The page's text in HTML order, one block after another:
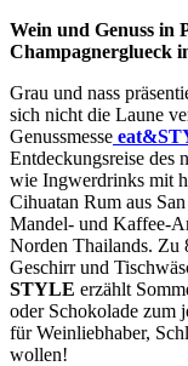
Wein und Genuss
Champagnerglueck
Grau und nass
sich nicht die Laune
Genussmesse
Entdeckungsreise des
wie Ingwerdrinks mit
Cihuatan Rum aus
Mandel- und Kaffee-
Norden Thailands. Zu
Geschirr und
STYLE erzählt
oder Schokolade zum
für Weinliebhaber,
wollen!